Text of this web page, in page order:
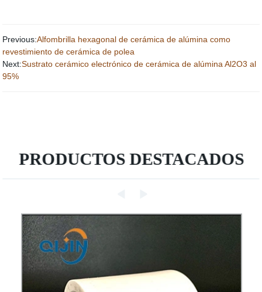
Previous:Alfombrilla hexagonal de cerámica de alúmina como
revestimiento de cerámica de polea
Next:Sustrato cerámico electrónico de cerámica de alúmina Al2O3 al
95%
PRODUCTOS DESTACADOS